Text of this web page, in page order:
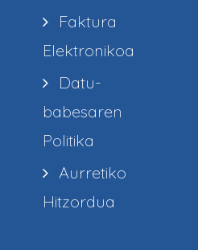
Faktura
Elektronikoa
Datu-
babesaren
Politika
Aurretiko
Hitzordua